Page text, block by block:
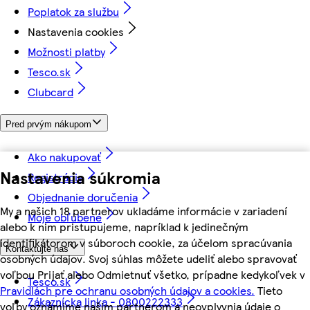
Nastavenia súkromia
My a našich 18 partnerov ukladáme informácie v zariadení
alebo k nim pristupujeme, napríklad k jedinečným
identifikátorom v súboroch cookie, za účelom spracúvania
osobných údajov. Svoj súhlas môžete udeliť alebo spravovať
voľbou Prijať alebo Odmietnuť všetko, prípadne kedykoľvek v
Pravidlách pre ochranu osobných údajov a cookies. Tieto
voľby oznámime našim partnerom a neovplyvnia údaje o
Poplatok za službu
Nastavenia cookies
Možnosti platby
Tesco.sk
Clubcard
Pred prvým nákupom
Ako nakupovať
Registrácia
Objednanie doručenia
Moje obľúbené
Kontaktujte nás
Tesco.sk
Zákaznícka linka - 0800222333